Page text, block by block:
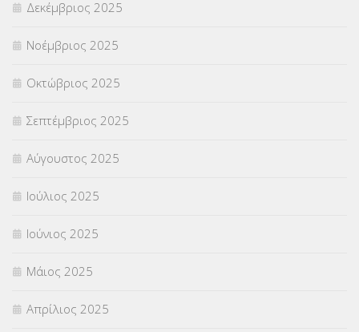
ΣΧΟΛΙΚΟΙ ΣΥΜΒΟΥΛΟΙ
ΥΠΕΡΑΡΙΘΜΟΙ(1)
ΥΠΟΤΡΟΦΙΕΣ(28)
ΦΥΣΙΚΗ ΑΓΩΓΗ(692)
Χωρίς κατηγορία
Δεκέμβριος 2025
Νοέμβριος 2025
Οκτώβριος 2025
Σεπτέμβριος 2025
Αύγουστος 2025
Ιούλιος 2025
Ιούνιος 2025
Μάιος 2025
Απρίλιος 2025